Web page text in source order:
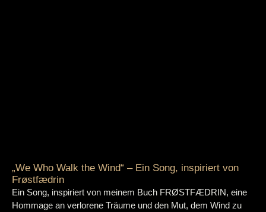
„We Who Walk the Wind“ – Ein Song, inspiriert von
Frøstfædrin
Ein Song, inspiriert von meinem Buch FRØSTFÆDRIN, eine
Hommage an verlorene Träume und den Mut, dem Wind zu